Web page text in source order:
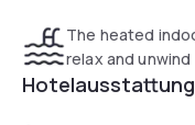
The heated
relax and unwind